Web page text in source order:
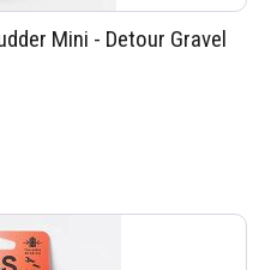
Mini - Detour Gravel